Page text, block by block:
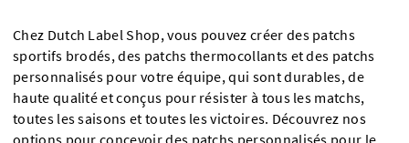
Chez Dutch Label Shop, vous pouvez créer des patchs
sportifs brodés, des patchs thermocollants et des patchs
personnalisés pour votre équipe, qui sont durables, de
haute qualité et conçus pour résister à tous les matchs,
toutes les saisons et toutes les victoires. Découvrez nos